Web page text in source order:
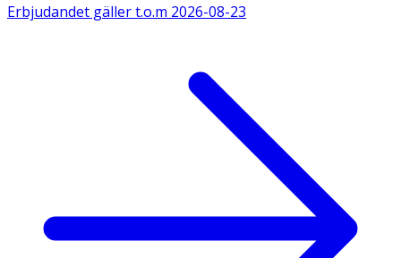
Erbjudandet gäller t.o.m 2026-08-23